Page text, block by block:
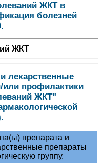
ЖКТ в
болезней
ЖКТ
лекарственные
или профилактики
ЖКТ"
препарата и
препараты
группу.